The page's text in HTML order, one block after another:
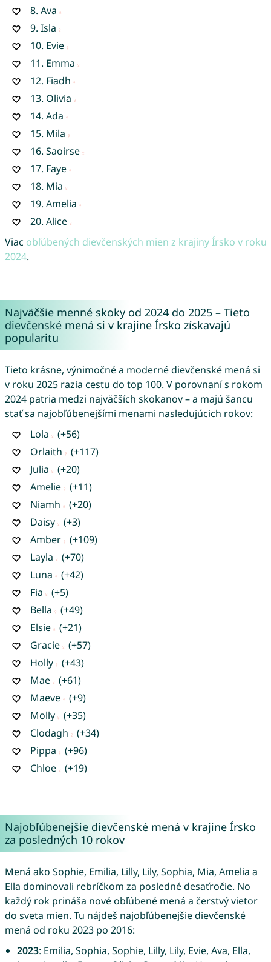
8. Ava
9. Isla
10. Evie
11. Emma
12. Fiadh
13. Olivia
14. Ada
15. Mila
16. Saoirse
17. Faye
18. Mia
19. Amelia
20. Alice
Viac obľúbených dievčenských mien z krajiny Írsko v roku
2024.
Najväčšie menné skoky od 2024 do 2025 – Tieto
dievčenské mená si v krajine Írsko získavajú
popularitu
Tieto krásne, výnimočné a moderné dievčenské mená si
v roku 2025 razia cestu do top 100. V porovnaní s rokom
2024 patria medzi najväčších skokanov – a majú šancu
stať sa najobľúbenejšími menami nasledujúcich rokov:
Lola
(+56)
Orlaith
(+117)
Julia
(+20)
Amelie
(+11)
Niamh
(+20)
Daisy
(+3)
Amber
(+109)
Layla
(+70)
Luna
(+42)
Fia
(+5)
Bella
(+49)
Elsie
(+21)
Gracie
(+57)
Holly
(+43)
Mae
(+61)
Maeve
(+9)
Molly
(+35)
Clodagh
(+34)
Pippa
(+96)
Chloe
(+19)
Najobľúbenejšie dievčenské mená v krajine Írsko
za posledných 10 rokov
Mená ako Sophie, Emilia, Lilly, Lily, Sophia, Mia, Amelia a
Ella dominovali rebríčkom za posledné desaťročie. No
každý rok prináša nové obľúbené mená a čerstvý vietor
do sveta mien. Tu nájdeš najobľúbenejšie dievčenské
mená od roku 2023 po 2016:
2023: Emilia, Sophia, Sophie, Lilly, Lily, Evie, Ava, Ella,